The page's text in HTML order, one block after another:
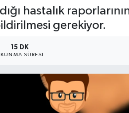
hastalık
gerekiyor.
15 DK
SÜRESI